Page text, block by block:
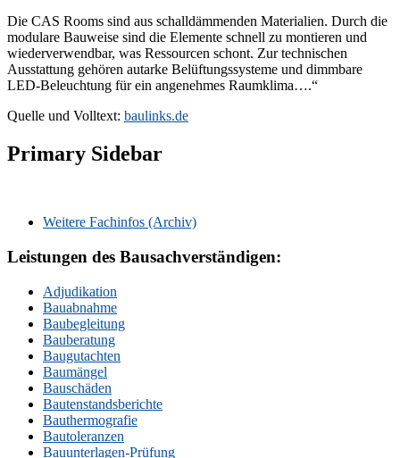
Die CAS Rooms sind aus schalldämmenden Materialien. Durch die
modulare Bauweise sind die Elemente schnell zu montieren und
wiederverwendbar, was Ressourcen schont. Zur technischen
Ausstattung gehören autarke Belüftungssysteme und dimmbare
LED-Beleuchtung für ein angenehmes Raumklima….“
Quelle und Volltext: baulinks.de
Primary Sidebar
Weitere Fachinfos (Archiv)
Leistungen des Bausachverständigen:
Adjudikation
Bauabnahme
Baubegleitung
Bauberatung
Baugutachten
Baumängel
Bauschäden
Bautenstandsberichte
Bauthermografie
Bautoleranzen
Bauunterlagen-Prüfung